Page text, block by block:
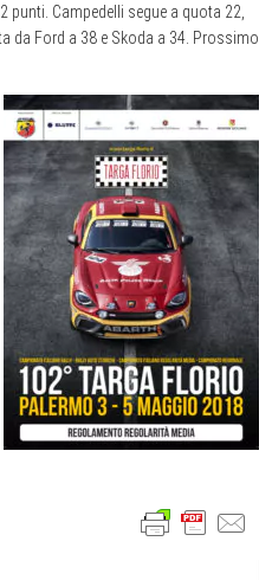
Campedelli segue a quota 22,
da Ford a 38 e Skoda a 34. Prossimo